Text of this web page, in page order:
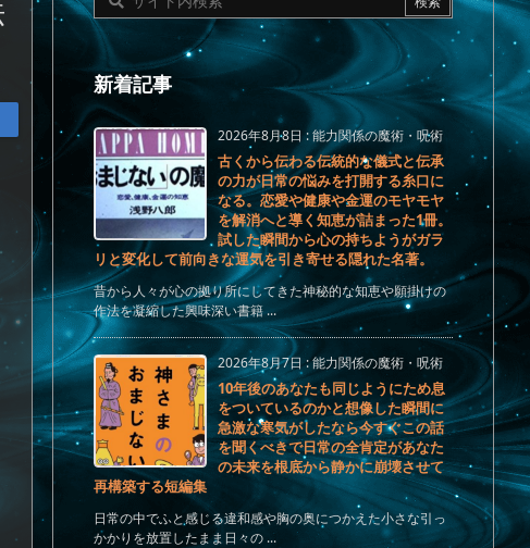
新着記事
2026年8月8日:能力関係の魔術・呪術
古くから伝わる伝統的な儀式と伝承
の力が日常の悩みを打開する糸口に
なる。恋愛や健康や金運のモヤモヤ
を解消へと導く知恵が詰まった1冊。
試した瞬間から心の持ちようがガラ
リと変化して前向きな運気を引き寄せる隠れた名著。
昔から人々が心の拠り所にしてきた神秘的な知恵や願掛けの
作法を凝縮した興味深い書籍 ...
2026年8月7日:能力関係の魔術・呪術
10年後のあなたも同じようにため息
をついているのかと想像した瞬間に
急激な寒気がしたなら今すぐこの話
を聞くべきで日常の全肯定があなた
の未来を根底から静かに崩壊させて
再構築する短編集
日常の中でふと感じる違和感や胸の奥につかえた小さな引っ
かかりを放置したまま日々の ...